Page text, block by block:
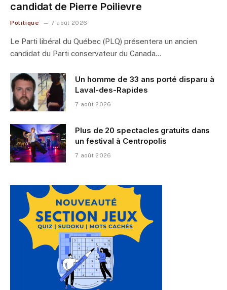
candidat de Pierre Poilievre
Politique 7 août 2026
Le Parti libéral du Québec (PLQ) présentera un ancien
candidat du Parti conservateur du Canada…
Un homme de 33 ans porté disparu à
Laval-des-Rapides
7 août 2026
Plus de 20 spectacles gratuits dans
un festival à Centropolis
7 août 2026